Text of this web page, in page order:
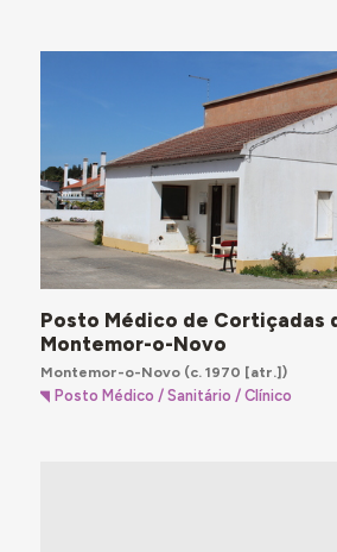
Posto Médico de Cortiçadas
Montemor-o-Novo
Montemor-o-Novo(c. 1970 [atr.])
Posto Médico / Sanitário / Clínico